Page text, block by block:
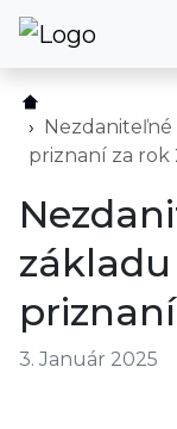
Služby
Krajina
O nás
Blog
Kontakt
Nezdaniteľné
priznaní za rok
3. Január 2025